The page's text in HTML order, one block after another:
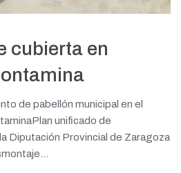
cubierta en
de pabellón municipal en el
unificado de
Diputación Provincial de Zaragoza